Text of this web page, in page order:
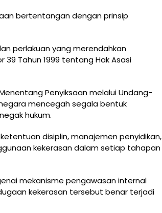
bertentangan dengan prinsip
perlakuan yang merendahkan
Tahun 1999 tentang Hak Asasi
Penyiksaan melalui Undang-
mencegah segala bentuk
hukum.
disiplin, manajemen penyidikan,
kekerasan dalam setiap tahapan
mekanisme pengawasan internal
kekerasan tersebut benar terjadi